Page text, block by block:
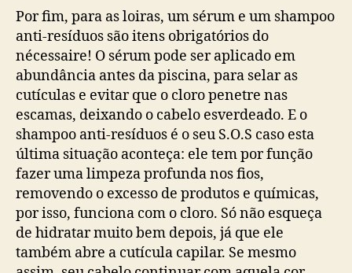
Por fim, para as loiras, um sérum e um shampoo
anti-resíduos são itens obrigatórios do
nécessaire! O sérum pode ser aplicado em
abundância antes da piscina, para selar as
cutículas e evitar que o cloro penetre nas
escamas, deixando o cabelo esverdeado. E o
shampoo anti-resíduos é o seu S.O.S caso esta
última situação aconteça: ele tem por função
fazer uma limpeza profunda nos fios,
removendo o excesso de produtos e químicas,
por isso, funciona com o cloro. Só não esqueça
de hidratar muito bem depois, já que ele
também abre a cutícula capilar. Se mesmo